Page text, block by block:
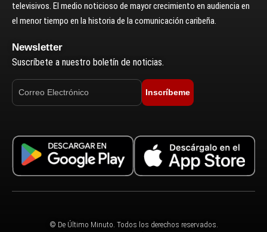
televisivos. El medio noticioso de mayor crecimiento en audiencia en
el menor tiempo en la historia de la comunicación caribeña.
Newsletter
Suscríbete a nuestro boletín de noticias.
Inscríbeme
© De Último Minuto. Todos los derechos reservados.